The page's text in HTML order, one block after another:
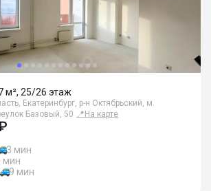
м², 25/26 этаж
Екатеринбург, р-н Октябрьский, м.
Базовый, 50 📍 На карте
3 мин
мин
9 мин